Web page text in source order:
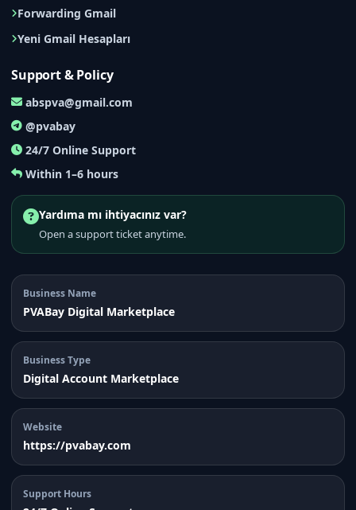
Forwarding Gmail
Yeni Gmail Hesapları
Support & Policy
abspva@gmail.com
@pvabay
24/7 Online Support
Within 1–6 hours
Yardıma mı ihtiyacınız var?
Open a support ticket anytime.
Business Name
PVABay Digital Marketplace
Business Type
Digital Account Marketplace
Website
https://pvabay.com
Support Hours